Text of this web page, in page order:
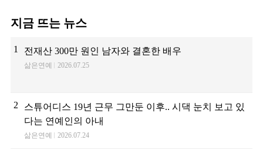
지금 뜨는 뉴스
1 전재산 300만 원인 남자와 결혼한 배우
삶은연예 2026.07.25
2
스튜어디스 19년 근무 그만둔 이후.. 시댁 눈치 보고 있
다는 연예인의 아내
삶은연예 2026.07.24